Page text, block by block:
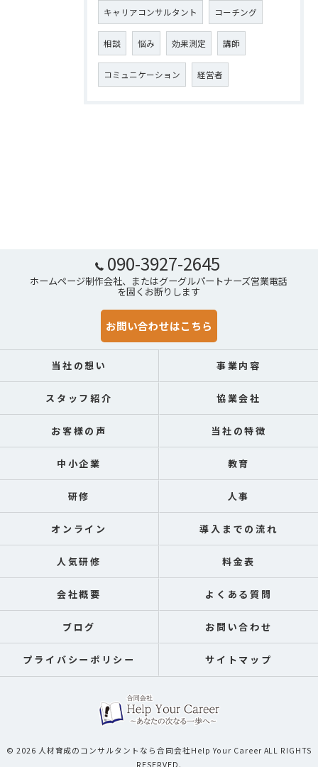
キャリアコンサルタント コーチング
相談 悩み 効果測定 講師
コミュニケーション 経営者
090-3927-2645
ホームページ制作会社、またはグーグルパートナーズ営業電話
を固くお断りします
お問い合わせはこちら
当社の想い 事業内容
スタッフ紹介 協業会社
お客様の声 当社の特徴
中小企業 教育
研修 人事
オンライン 導入までの流れ
人気研修 料金表
会社概要 よくある質問
ブログ お問い合わせ
プライバシーポリシー サイトマップ
© 2026 人材育成のコンサルタントなら合同会社Help Your Career ALL RIGHTS
RESERVED.